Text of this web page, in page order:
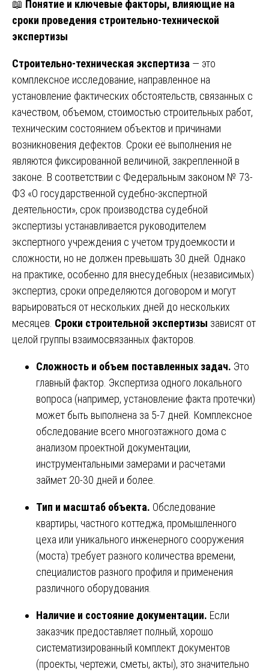
📖 Понятие и ключевые факторы, влияющие на
сроки проведения строительно-технической
экспертизы
Строительно-техническая экспертиза — это
комплексное исследование, направленное на
установление фактических обстоятельств, связанных с
качеством, объемом, стоимостью строительных работ,
техническим состоянием объектов и причинами
возникновения дефектов. Сроки её выполнения не
являются фиксированной величиной, закрепленной в
законе. В соответствии с Федеральным законом № 73-
ФЗ «О государственной судебно-экспертной
деятельности», срок производства судебной
экспертизы устанавливается руководителем
экспертного учреждения с учетом трудоемкости и
сложности, но не должен превышать 30 дней. Однако
на практике, особенно для внесудебных (независимых)
экспертиз, сроки определяются договором и могут
варьироваться от нескольких дней до нескольких
месяцев. Сроки строительной экспертизы зависят от
целой группы взаимосвязанных факторов.
Сложность и объем поставленных задач. Это
главный фактор. Экспертиза одного локального
вопроса (например, установление факта протечки)
может быть выполнена за 5-7 дней. Комплексное
обследование всего многоэтажного дома с
анализом проектной документации,
инструментальными замерами и расчетами
займет 20-30 дней и более.
Тип и масштаб объекта. Обследование
квартиры, частного коттеджа, промышленного
цеха или уникального инженерного сооружения
(моста) требует разного количества времени,
специалистов разного профиля и применения
различного оборудования.
Наличие и состояние документации. Если
заказчик предоставляет полный, хорошо
систематизированный комплект документов
(проекты, чертежи, сметы, акты), это значительно